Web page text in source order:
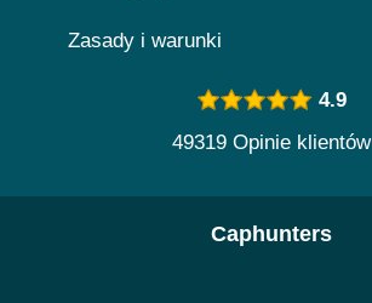
Zasady i warunki
4.9
49319 Opinie klientów
Caphunters